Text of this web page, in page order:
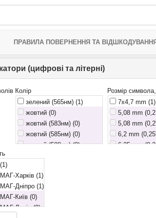
ПРАВИЛА ПОВЕРНЕННЯ ТА ВІДШКОДУВАННЯ
(цифрові та літерні)
Колір
зелений (565нм) (1)
жовтий (0)
жовтий (583нм) (0)
жовтий (585нм) (0)
жовтий (588нм) (0)
жовто-зелений (570нм) (0)
зелений (0)
зелений (568нм) (0)
зелений (570нм) (0)
Розмір
7x4,7 mm (1)
5,08 mm
5,08 mm
6,2 mm
6,35 mm
(1)
Харків (1)
Дніпро (1)
Київ (0)
Львів (0)